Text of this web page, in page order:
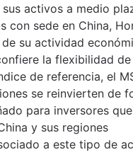
activos a medio
con sede en China,
su actividad
la flexibilidad de
de referencia, el
se reinvierten de
para inversores que
y sus regiones
a este tipo de